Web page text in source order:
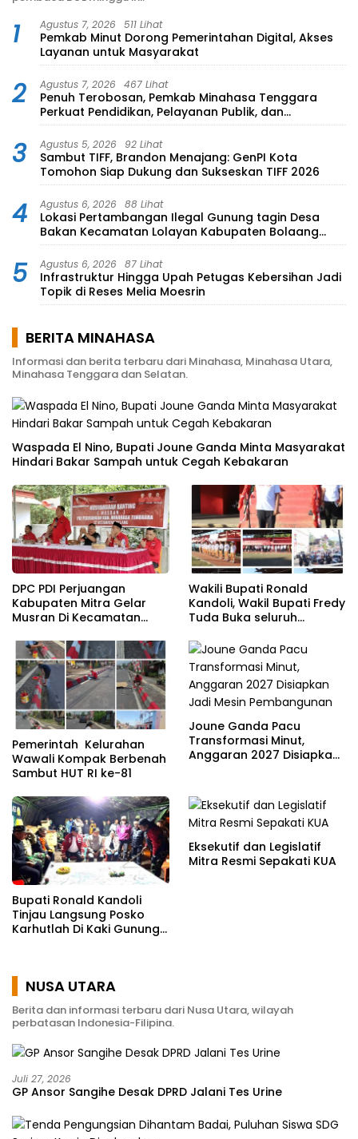
1 Agustus 7, 2026 511 Lihat
Pemkab Minut Dorong Pemerintahan Digital, Akses
Layanan untuk Masyarakat
2 Agustus 7, 2026 467 Lihat
Penuh Terobosan, Pemkab Minahasa Tenggara
Perkuat Pendidikan, Pelayanan Publik, dan
Kesehatan
3 Agustus 5, 2026 92 Lihat
Sambut TIFF, Brandon Menajang: ​GenPI Kota
Tomohon Siap Dukung dan Sukseskan TIFF 2026
4 Agustus 6, 2026 88 Lihat
Lokasi Pertambangan Ilegal Gunung tagin Desa
Bakan Kecamatan Lolayan Kabupaten Bolaang
Mongondow di perkebunan Lolotut Target
Bareskrim TIPEDTER MABES POLRI
5 Agustus 6, 2026 87 Lihat
Infrastruktur Hingga Upah Petugas Kebersihan Jadi
Topik di Reses Melia Moesrin
BERITA MINAHASA
Informasi dan berita terbaru dari Minahasa, Minahasa Utara,
Minahasa Tenggara dan Selatan.
Waspada El Nino, Bupati Joune Ganda Minta Masyarakat
Hindari Bakar Sampah untuk Cegah Kebakaran
DPC PDI Perjuangan
Kabupaten Mitra Gelar
Musran Di Kecamatan
Wakili Bupati Ronald
Kandoli, Wakil Bupati Fredy
Tuda Buka seluruh
Meriahkan HUT RI ke 81
Pemerintah Kelurahan
Wawali Kompak Berbenah
Sambut HUT RI ke-81
Joune Ganda Pacu
Transformasi Minut,
Anggaran 2027 Disiapkan
Bupati Ronald Kandoli
Tinjau Langsung Posko
Karhutlah Di Kaki Gunung
Eksekutif dan Legislatif
Mitra Resmi Sepakati KUA
NUSA UTARA
Berita dan informasi terbaru dari Nusa Utara, wilayah
perbatasan Indonesia-Filipina.
Juli 27, 2026
GP Ansor Sangihe Desak DPRD Jalani Tes Urine